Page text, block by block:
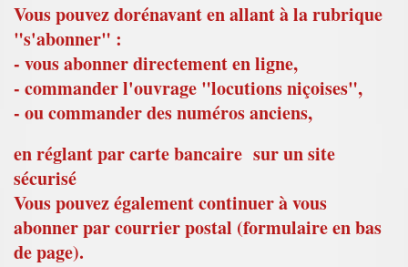
Vous pouvez dorénavant en allant à la rubrique
"s'abonner" :
- vous abonner directement en ligne,
- commander l'ouvrage "locutions niçoises",
- ou commander des numéros anciens,
en réglant par carte bancaire sur un site
sécurisé
Vous pouvez également continuer à vous
abonner par courrier postal (formulaire en bas
de page).